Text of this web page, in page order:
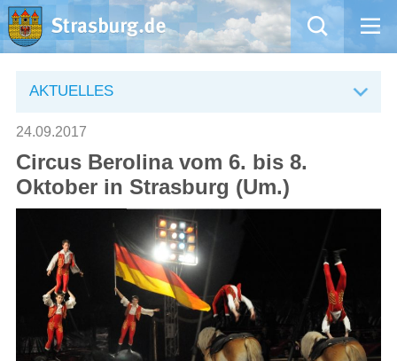
Aktuelles
Rathaus
Natur – Kultur – Tourismus
Wirtschaft
Willkommen in Strasburg (Uckermark)
AKTUELLES
24.09.2017
Circus Berolina vom 6. bis 8.
Oktober in Strasburg (Um.)